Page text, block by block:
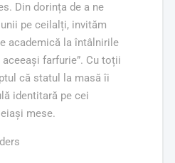
Din dorința de a ne
pe ceilalți, invităm
academică la întâlnirile
aceeași farfurie”. Cu toții
că statul la masă îi
identitară pe cei
mese.